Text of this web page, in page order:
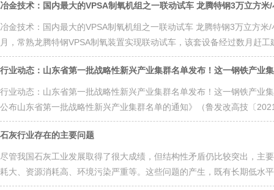
冶金技术：国内最大的VPSA制氧机组之一联动试车 龙腾特钢3万立方米
冶金技术：国内最大的VPSA制氧机组之一联动试车 龙腾特钢3万立
月，常熟龙腾特钢VPSA制氧装置实现联动试车，该套设备经过数月赶
行业动态：山东省第一批战略性新兴产业集群名单发布！这一钢铁产业
行业动态：山东省第一批战略性新兴产业集群名单发布！这一钢铁产业
公布山东省第一批战略性新兴产业集群名单的通知》（鲁发改高技〔
石灰行业存在的主要问题
尽管我国石灰工业发展取得了很大成绩，但结构性矛盾仍比较突出，主
耗大、资源消耗高、环境污染严重等。这些问题的产生，既有长期低水